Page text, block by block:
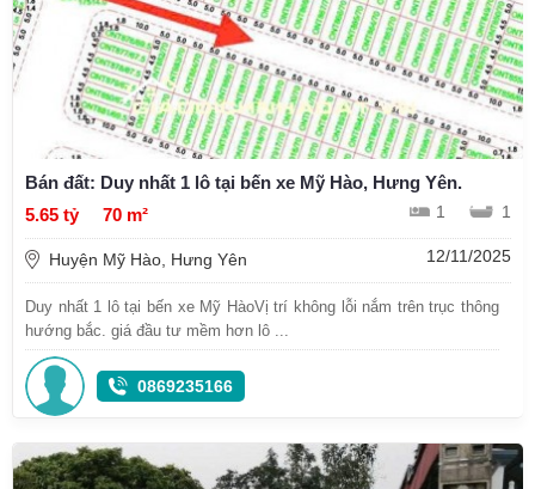
Bán đất: Duy nhất 1 lô tại bến xe Mỹ Hào, Hưng Yên.
5.65 tỷ
70 m² 1 1
Huyện Mỹ Hào, Hưng Yên 12/11/2025
Duy nhất 1 lô tại bến xe Mỹ HàoVị trí không lỗi nắm trên trục thông
hướng bắc. giá đầu tư mềm hơn lô ...
0869235166